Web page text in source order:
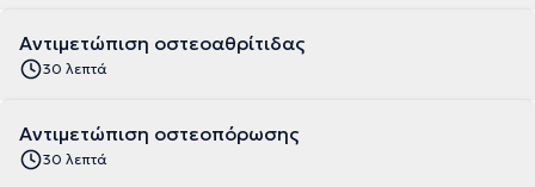
Αντιμετώπιση οστεοαθρίτιδας
30 λεπτά
Αντιμετώπιση οστεοπόρωσης
30 λεπτά